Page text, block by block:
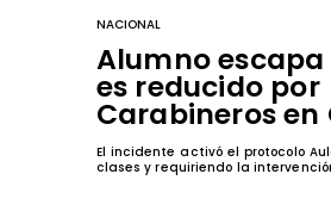
NACIONAL
Alumno
es reducido por
Carabineros en
El incidente activó el protocolo
clases y requiriendo la